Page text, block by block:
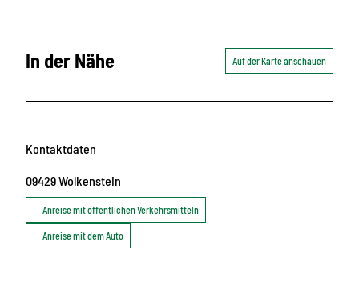
In der Nähe Auf der Karte anschauen
Kontaktdaten
09429Wolkenstein
Anreise mit öffentlichen Verkehrsmitteln
Anreise mit dem Auto